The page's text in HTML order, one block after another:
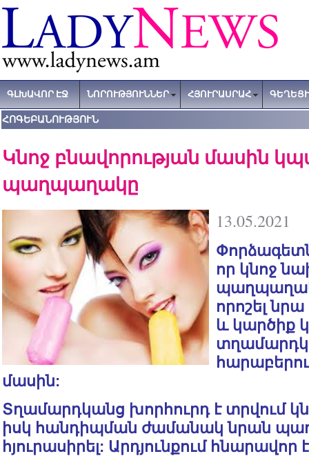
ԳԼԽԱՎՈՐ ԷՋ ՆՈՐՈՒԹՅՈՒՆՆԵՐ ՀՅՈՒՐԱՍՐԱՀ
ՀՈԳԵԲԱՆՈՒԹՅՈՒՆ
Կնոջ բնավորության մասին
պաղպաղակը
13.05.2021
որ կնոջ
որոշել
և կարծիք
մասին:
Տղամարդկանց խորհուրդ է տրվում
իսկ հանդիպման ժամանակ նրան
հյուրասիրել: Արդյունքում